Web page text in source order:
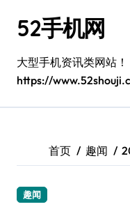
52手机网
大型手机资讯类网站！
https://
首页 趣闻
趣闻